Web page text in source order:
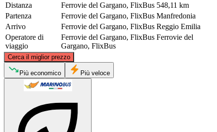
Distanza
Ferrovie del Gargano, FlixBus 548,11 km
Partenza
Ferrovie del Gargano, FlixBus Manfredonia
Arrivo
Ferrovie del Gargano, FlixBus Reggio Emilia
Operatore di
viaggio
Ferrovie del Gargano, FlixBus Ferrovie del
Gargano, FlixBus
Cerca il miglior prezzo
Reggio Emilia
©
Più economico Più veloce